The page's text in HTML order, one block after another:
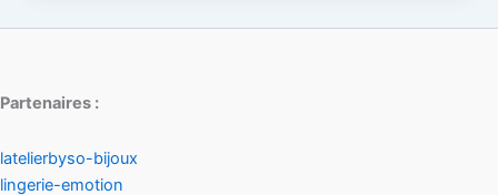
Partenaires :
latelierbyso-bijoux
lingerie-emotion